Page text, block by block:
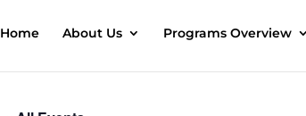
Home About Us Programs Overview